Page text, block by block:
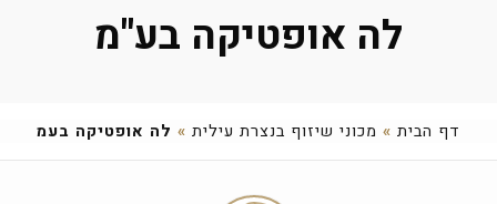
לה אופטיקה בע"מ
דף הבית » מכוני שיזוף בנצרת עילית » לה אופטיקה בעמ